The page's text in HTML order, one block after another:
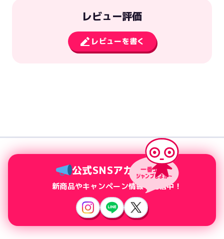
レビュー評価
レビューを書く
公式SNSアカウント
新商品やキャンペーン情報を配信中！